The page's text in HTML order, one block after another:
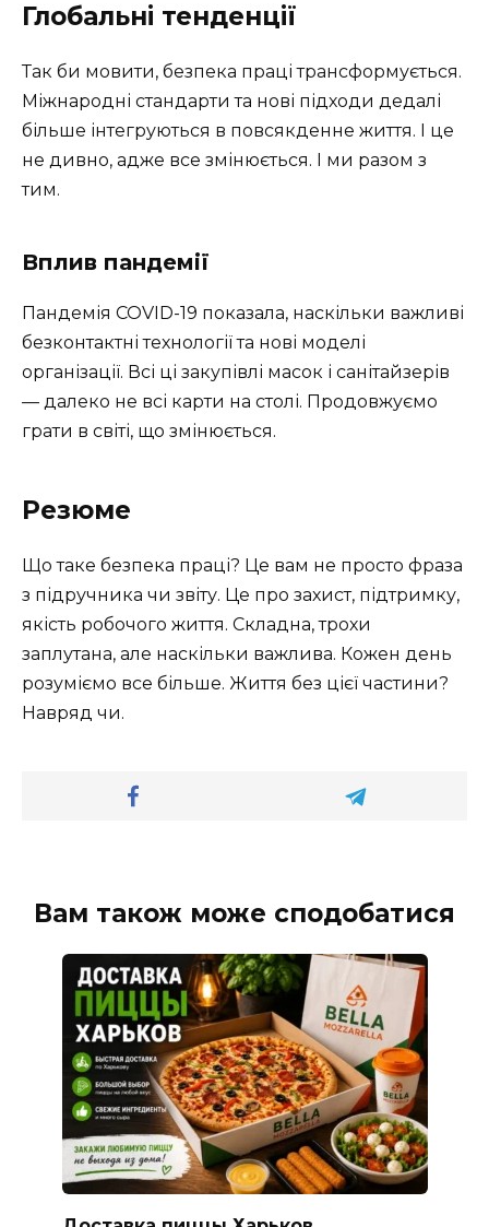
Глобальні тенденції
Так би мовити, безпека праці трансформується.
Міжнародні стандарти та нові підходи дедалі
більше інтегруються в повсякденне життя. І це
не дивно, адже все змінюється. І ми разом з
тим.
Вплив пандемії
Пандемія COVID-19 показала, наскільки важливі
безконтактні технології та нові моделі
організації. Всі ці закупівлі масок і санітайзерів
— далеко не всі карти на столі. Продовжуємо
грати в світі, що змінюється.
Резюме
Що таке безпека праці? Це вам не просто фраза
з підручника чи звіту. Це про захист, підтримку,
якість робочого життя. Складна, трохи
заплутана, але наскільки важлива. Кожен день
розуміємо все більше. Життя без цієї частини?
Навряд чи.
Вам також може сподобатися